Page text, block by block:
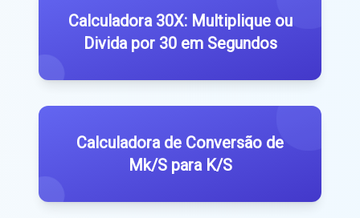
Calculadora 30X: Multiplique ou
Divida por 30 em Segundos
Calculadora de Conversão de
Mk/S para K/S